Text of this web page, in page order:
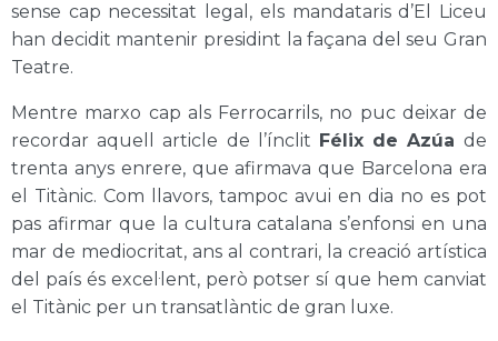
sense cap necessitat legal, els mandataris d’El Liceu
han decidit mantenir presidint la façana del seu Gran
Teatre.
Mentre marxo cap als Ferrocarrils, no puc deixar de
recordar aquell article de l’ínclit Félix de Azúa de
trenta anys enrere, que afirmava que Barcelona era
el Titànic. Com llavors, tampoc avui en dia no es pot
pas afirmar que la cultura catalana s’enfonsi en una
mar de mediocritat, ans al contrari, la creació artística
del país és excel·lent, però potser sí que hem canviat
el Titànic per un transatlàntic de gran luxe.